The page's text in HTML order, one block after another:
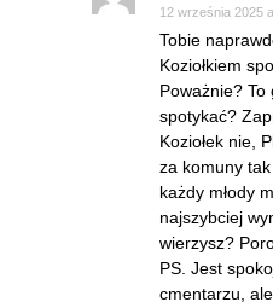
12 września 2025
Tobie
Koziołkiem
Poważnie? To
spotykać?
Koziołek nie,
za komuny
każdy młody
najszybciej
wierzysz?
PS. Jest
cmentarzu,